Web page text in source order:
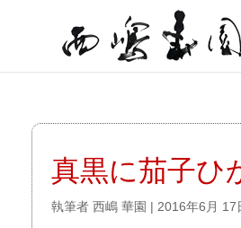
真黒に茄子ひ
執筆者 西嶋 華園 | 2016年6月 17